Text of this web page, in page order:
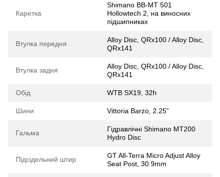
Каретка
Shimano BB-MT 501
Hollowtech 2, на виносних
підшипниках
Втулка передня
Alloy Disc, QRx100 / Alloy Disc,
QRx141
Втулка задня
Alloy Disc, QRx100 / Alloy Disc,
QRx141
Обід WTB SX19, 32h
Шини Vittoria Barzo, 2.25”
Гальма
Гідравлічні Shimano MT200
Hydro Disc
Підсідельний штир
GT All-Terra Micro Adjust Alloy
Seat Post, 30.9mm